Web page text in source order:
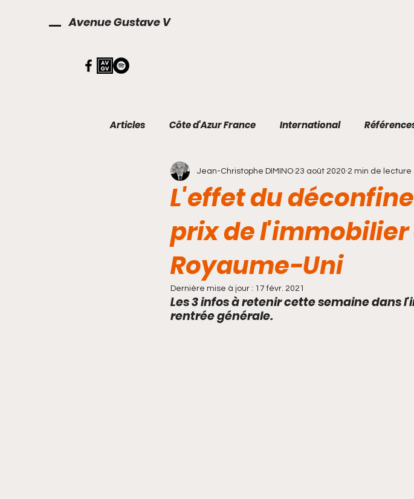
Avenue Gustave V
Articles Côte d'Azur France International
Décoration Finances
L'effet du
prix de l'immobilier
Royaume-Uni
Jean-Christophe DIMINO 23 août 2020 2 min de lecture
Dernière mise à jour : 17 févr. 2021
Les 3 infos à retenir cette semaine dans
rentrée générale.